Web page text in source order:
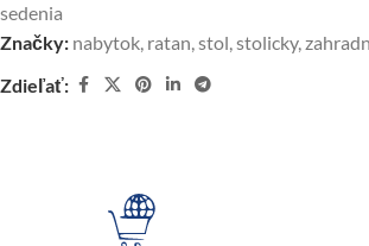
sedenia
Značky: nabytok, ratan,stol,stolicky,
Zdieľať: